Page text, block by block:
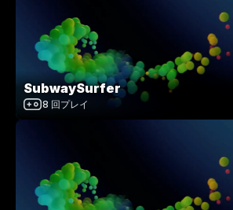
SubwaySurfer
8 回プレイ